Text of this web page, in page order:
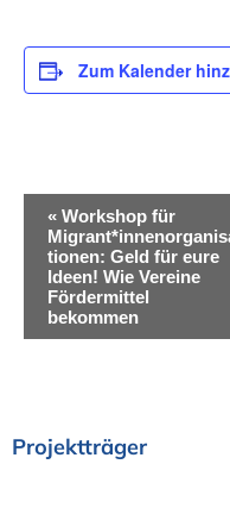
Zum Kalender
a
t
« Workshop für
tionen: Geld für eure
Ideen! Wie Vereine
Fördermittel
bekommen
Projektträger